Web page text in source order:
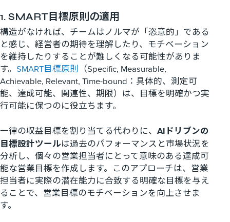
1. SMART目標原則の適用
構造がなければ、チームはノルマが「恣意的」である
と感じ、経営者の期待を理解したり、モチベーション
を維持したりすることが難しくなる可能性がありま
す。 SMART目標原則 （Specific, Measurable,
Achievable, Relevant, Time-bound：具体的、測定可
能、達成可能、関連性、期限）は、目標を明確かつ実
行可能に保つのに役立ちます。
一律の収益目標を割り当てる代わりに、 AIドリブンの
目標設計ツールは過去のパフォーマンスと市場状況を
分析し、個々の営業担当者にとって意味のある達成可
能な営業目標を作成します。このアプローチは、営業
担当者に実際の潜在能力に合致する明確な目標を与え
ることで、営業目標のモチベーションを向上させま
す。